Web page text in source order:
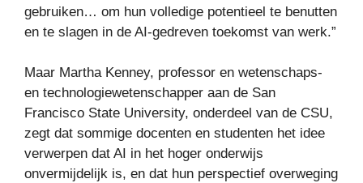
gebruiken… om hun volledige potentieel te benutten
en te slagen in de AI-gedreven toekomst van werk.”
Maar Martha Kenney, professor en wetenschaps-
en technologiewetenschapper aan de San
Francisco State University, onderdeel van de CSU,
zegt dat sommige docenten en studenten het idee
verwerpen dat AI in het hoger onderwijs
onvermijdelijk is, en dat hun perspectief overweging